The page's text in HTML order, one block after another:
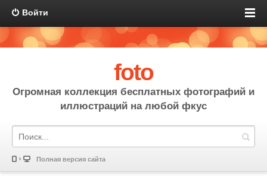
Войти
foto
Огромная коллекция бесплатных фотографий и
иллюстраций на любой фкус
Полная версия сайта